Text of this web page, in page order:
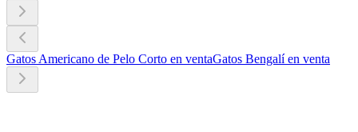
Gatos Americano de Pelo Corto en ventaGatos Bengalí en venta